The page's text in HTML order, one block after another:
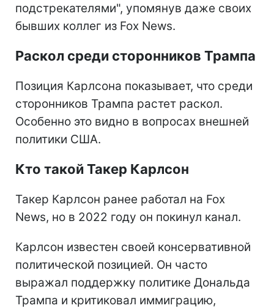
подстрекателями", упомянув даже своих
бывших коллег из Fox News.
Раскол среди сторонников Трампа
Позиция Карлсона показывает, что среди
сторонников Трампа растет раскол.
Особенно это видно в вопросах внешней
политики США.
Кто такой Такер Карлсон
Такер Карлсон ранее работал на Fox
News, но в 2022 году он покинул канал.
Карлсон известен своей консервативной
политической позицией. Он часто
выражал поддержку политике Дональда
Трампа и критиковал иммиграцию,